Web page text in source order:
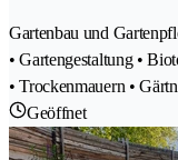
Gartenbau und
• Gartengestaltung •
• Trockenmauern •
Geöffnet